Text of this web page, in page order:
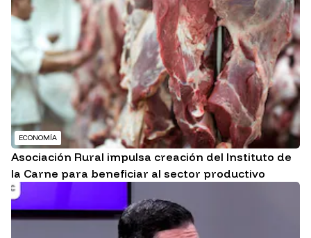
ECONOMÍA
Asociación Rural impulsa creación del Instituto de
la Carne para beneficiar al sector productivo